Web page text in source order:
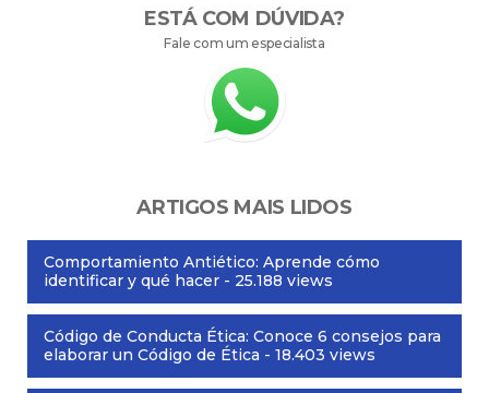
ESTÁ COM DÚVIDA?
Fale com um especialista
ARTIGOS MAIS LIDOS
Comportamiento Antiético: Aprende cómo
identificar y qué hacer - 25.188 views
Código de Conducta Ética: Conoce 6 consejos para
elaborar un Código de Ética - 18.403 views